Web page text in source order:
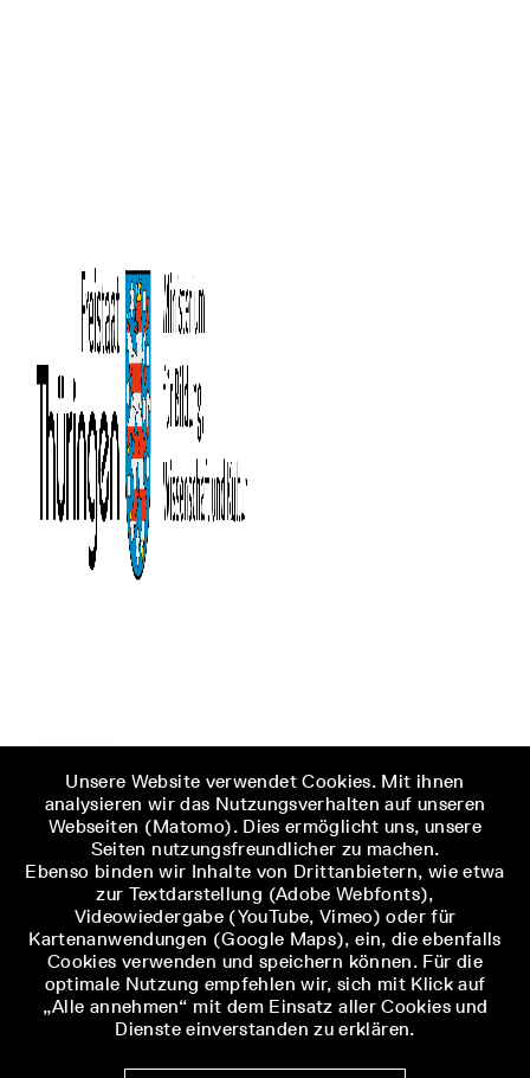
Unsere Website verwendet Cookies. Mit ihnen
analysieren wir das Nutzungsverhalten auf unseren
Webseiten (Matomo). Dies ermöglicht uns, unsere
Seiten nutzungsfreundlicher zu machen.
Ebenso binden wir Inhalte von Drittanbietern, wie etwa
zur Textdarstellung (Adobe Webfonts),
Videowiedergabe (YouTube, Vimeo) oder für
Kartenanwendungen (Google Maps), ein, die ebenfalls
Cookies verwenden und speichern können. Für die
optimale Nutzung empfehlen wir, sich mit Klick auf
„Alle annehmen“ mit dem Einsatz aller Cookies und
Dienste einverstanden zu erklären.